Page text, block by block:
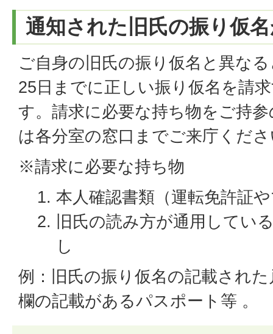
通知された旧氏の振り仮
ご自身の旧氏の振り仮名と異な
25日までに正しい振り仮名を請
す。請求に必要な持ち物をご持
は各分室の窓口までご来庁くだ
※請求に必要な持ち物
本人確認書類（運転免許証
旧氏の読み方が通用してい
し
例：旧氏の振り仮名の記載され
欄の記載があるパスポート等 。